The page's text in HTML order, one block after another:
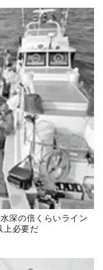
深の倍くらいライン
上必要だ